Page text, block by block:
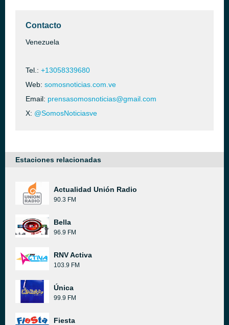
Contacto
Venezuela
Tel.: +13058339680
Web: somosnoticias.com.ve
Email: prensasomosnoticias@gmail.com
X: @SomosNoticiasve
Estaciones relacionadas
Actualidad Unión Radio
90.3 FM
Bella
96.9 FM
RNV Activa
103.9 FM
Única
99.9 FM
Fiesta